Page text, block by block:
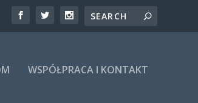
WSPÓŁPRACA I KONTAKT